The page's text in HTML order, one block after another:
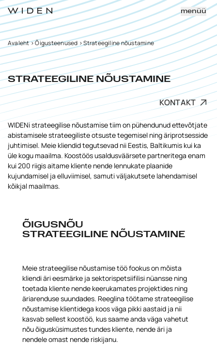
menüü
Avaleht>Õigusteenused >Strateegiline nõustamine
STRATEEGILINE NÕUSTAMINE
KONTAKT
WIDENi strateegilise nõustamise tiim on pühendunud ettevõtjate
abistamisele strateegiliste otsuste tegemisel ning äriprotsesside
juhtimisel. Meie kliendid tegutsevad nii Eestis, Baltikumis kui ka
üle kogu maailma. Koostöös usaldusväärsete partneritega enam
kui 200 riigis aitame kliente nende lennukate plaanide
kujundamisel ja elluviimisel, samuti väljakutsete lahendamisel
kõikjal maailmas.
ÕIGUSNÕU
STRATEEGILINE NÕUSTAMINE
Meie strateegilise nõustamise töö fookus on mõista
kliendi äri eesmärke ja sektorispetsiifilisi nüansse ning
toetada kliente nende keerukamates projektides ning
äriarenduse suundades. Reeglina töötame strateegilise
nõustamise klientidega koos väga pikki aastaid ja nii
kasvab sellest koostöö, kus saame anda väga vahetut
nõu õigusküsimustes tundes kliente, nende äri ja
nendele omast nende riskijanu.